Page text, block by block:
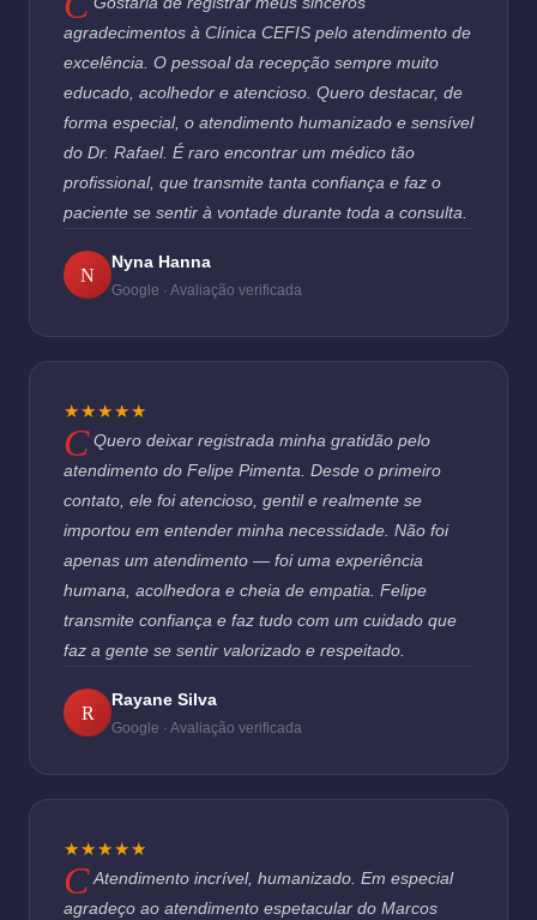
agradecimentos à Clínica CEFIS pelo atendimento de
excelência. O pessoal da recepção sempre muito
educado, acolhedor e atencioso. Quero destacar, de
forma especial, o atendimento humanizado e sensível
do Dr. Rafael. É raro encontrar um médico tão
profissional, que transmite tanta confiança e faz o
paciente se sentir à vontade durante toda a consulta.
N
Nyna Hanna
Google · Avaliação verificada
★★★★★
Quero deixar registrada minha gratidão pelo
atendimento do Felipe Pimenta. Desde o primeiro
contato, ele foi atencioso, gentil e realmente se
importou em entender minha necessidade. Não foi
apenas um atendimento — foi uma experiência
humana, acolhedora e cheia de empatia. Felipe
transmite confiança e faz tudo com um cuidado que
faz a gente se sentir valorizado e respeitado.
R
Rayane Silva
Google · Avaliação verificada
★★★★★
Atendimento incrível, humanizado. Em especial
agradeço ao atendimento espetacular do Marcos